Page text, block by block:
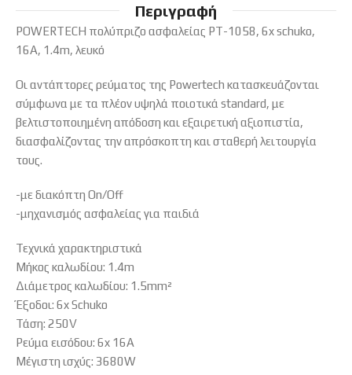
Περιγραφή
POWERTECH πολύπριζο ασφαλείας PT-1058, 6x schuko,
16A, 1.4m, λευκό
Οι αντάπτορες ρεύματος της Powertech κατασκευάζονται
σύμφωνα με τα πλέον υψηλά ποιοτικά standard, με
βελτιστοποιημένη απόδοση και εξαιρετική αξιοπιστία,
διασφαλίζοντας την απρόσκοπτη και σταθερή λειτουργία
τους.
-με διακόπτη On/Off
-μηχανισμός ασφαλείας για παιδιά
Τεχνικά χαρακτηριστικά
Μήκος καλωδίου: 1.4m
Διάμετρος καλωδίου: 1.5mm²
Έξοδοι: 6x Schuko
Τάση: 250V
Ρεύμα εισόδου: 6x 16A
Μέγιστη ισχύς: 3680W